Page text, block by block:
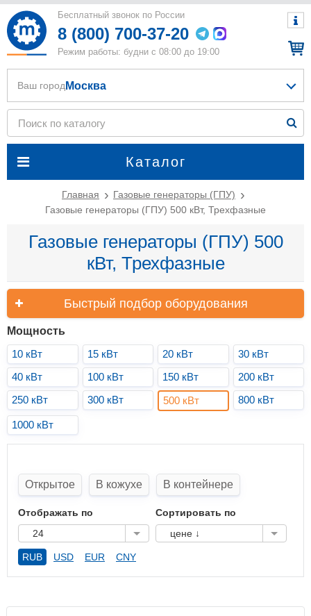
Бесплатный звонок по России
8 (800) 700-37-20
Режим работы: будни с 08:00 до 19:00
Каталог
Ваш город Москва
Главная
Газовые генераторы (ГПУ)
Газовые генераторы (ГПУ) 500 кВт, Трехфазные
Газовые генераторы (ГПУ) 500
кВт, Трехфазные
Быстрый подбор оборудования
Мощность
10 кВт
15 кВт 20 кВт
30 кВт
40 кВт
100 кВт 150 кВт
200 кВт
250 кВт
300 кВт 500 кВт 800 кВт
1000 кВт
Открытое В кожухе В контейнере
Отображать по
24
Сортировать по
цене ↓
RUB USD EUR CNY